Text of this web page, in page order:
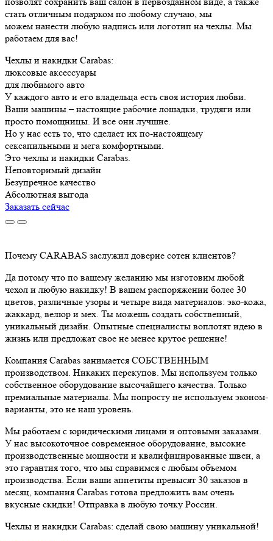
стать отличным подарком по любому случаю, мы
можем нанести любую надпись или логотип на чехлы. Мы
работаем для вас!
Чехлы и накидки Carabas:
люксовые аксессуары
для любимого авто
У каждого авто и его владельца есть своя история любви.
Ваши машины – настоящие рабочие лошадки, трудяги или
просто помощницы. И все они лучшие.
Но у нас есть то, что сделает их по-настоящему
сексапильными и мега комфортными.
Это чехлы и накидки Carabas.
Неповторимый дизайн
Безупречное качество
Абсолютная выгода
Заказать сейчас
Почему CARABAS заслужил доверие сотен клиентов?
Да потому что по вашему желанию мы изготовим любой
чехол и любую накидку! В вашем распоряжении более 30
цветов, различные узоры и четыре вида материалов: эко-кожа,
жаккард, велюр и мех. Ты можешь создать собственный,
уникальный дизайн. Опытные специалисты воплотят идею в
жизнь или предложат свое не менее крутое решение!
Компания Carabas занимается СОБСТВЕННЫМ
производством. Никаких перекупов. Мы используем только
собственное оборудование высочайшего качества. Только
премиальные материалы. Мы попросту не используем эконом-
варианты, это не наш уровень.
Мы работаем с юридическими лицами и оптовыми заказами.
У нас высокоточное современное оборудование, высокие
производственные мощности и квалифицированные швеи, а
это гарантия того, что мы справимся с любым объемом
производства. Если ваши аппетиты превысят 30 заказов в
месяц, компания Carabas готова предложить вам очень
вкусные скидки! Отправка в любую точку России.
Чехлы и накидки Carabas: сделай свою машину уникальной!